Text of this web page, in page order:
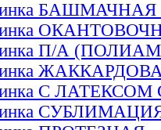
БАШМАЧНАЯ
П/А
С ЛАТЕКСОМ